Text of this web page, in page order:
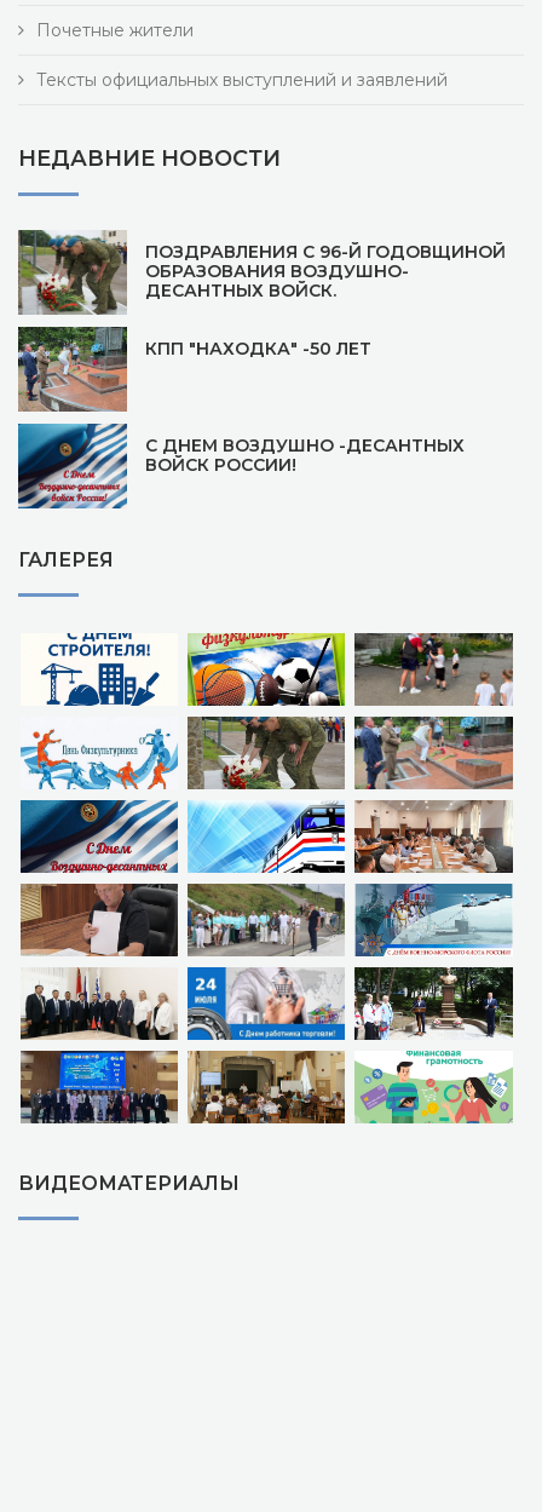
Почетные жители
Тексты официальных выступлений и заявлений
НЕДАВНИЕ НОВОСТИ
ПОЗДРАВЛЕНИЯ С 96-Й ГОДОВЩИНОЙ
ОБРАЗОВАНИЯ ВОЗДУШНО-
ДЕСАНТНЫХ ВОЙСК.
КПП "НАХОДКА" -50 ЛЕТ
С ДНЕМ ВОЗДУШНО -ДЕСАНТНЫХ
ВОЙСК РОССИИ!
ГАЛЕРЕЯ
ВИДЕОМАТЕРИАЛЫ